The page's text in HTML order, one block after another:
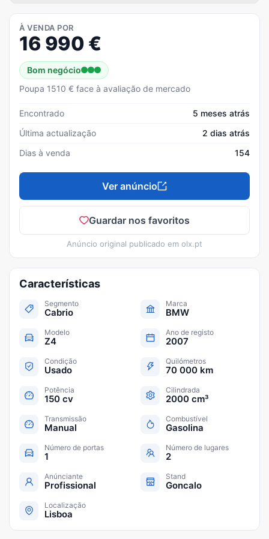
À VENDA POR
16 990 €
Bom negócio
Poupa 1510 € face à avaliação de mercado
Encontrado
5 meses atrás
Última actualização
2 dias atrás
Dias à venda
154
Ver anúncio
Guardar nos favoritos
Anúncio original publicado em olx.pt
Características
Segmento
Cabrio
Marca
BMW
Modelo
Z4
Ano de registo
2007
Condição
Usado
Quilómetros
70 000 km
Potência
150 cv
Cilindrada
2000 cm³
Transmissão
Manual
Combustível
Gasolina
Número de portas
1
Número de lugares
2
Anúnciante
Profissional
Stand
Goncalo
Localização
Lisboa